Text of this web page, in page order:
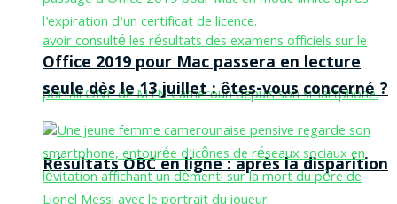
Résultats OBC en ligne : après la disparition
Office 2019 pour Mac passera en lecture
seule dès le 13 juillet : êtes-vous concerné ?